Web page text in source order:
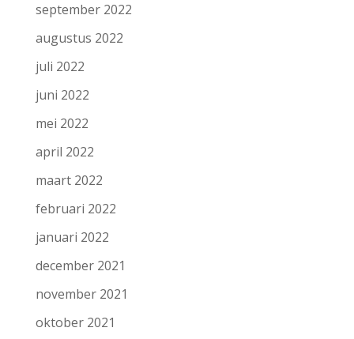
september 2022
augustus 2022
juli 2022
juni 2022
mei 2022
april 2022
maart 2022
februari 2022
januari 2022
december 2021
november 2021
oktober 2021